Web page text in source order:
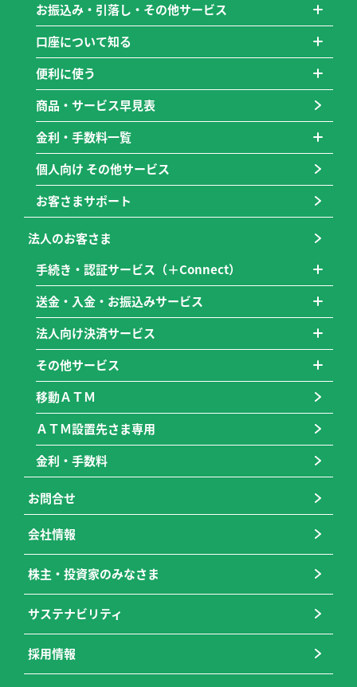
お振込み・引落し・その他サービス
口座について知る
便利に使う
商品・サービス早見表
金利・手数料一覧
個人向け その他サービス
お客さまサポート
法人のお客さま
手続き・認証サービス（＋Connect）
送金・入金・お振込みサービス
法人向け決済サービス
その他サービス
移動ＡＴＭ
ＡＴＭ設置先さま専用
金利・手数料
お問合せ
会社情報
株主・投資家のみなさま
サステナビリティ
採用情報